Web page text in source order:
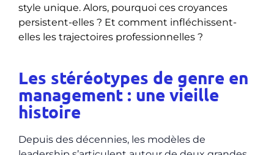
style unique. Alors, pourquoi ces croyances
persistent-elles ? Et comment infléchissent-
elles les trajectoires professionnelles ?
Les stéréotypes de genre en
management : une vieille
histoire
Depuis des décennies, les modèles de